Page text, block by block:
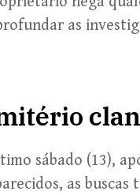
as
sábado (13),
as